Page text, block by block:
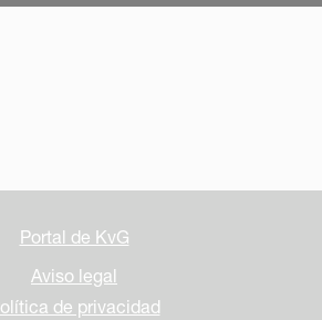
Portal de KvG
Aviso legal
de privacidad